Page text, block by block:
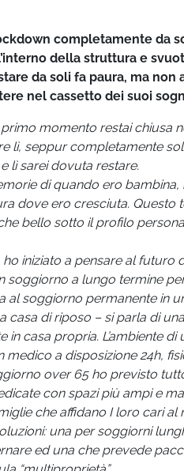
completamente da
della struttura e
da soli fa paura, ma
nel cassetto dei suoi
momento restai chiusa
lì, seppur completamente
lì sarei dovuta restare.
di quando ero bambina,
dove ero cresciuta.
bello sotto il profilo
iniziato a pensare al
soggiorno a lungo termine
al soggiorno permanente in
di riposo – si parla di
casa propria. L’ambiente
a disposizione 24h,
over 65 ho previsto
con spazi più ampi e
che affidano I loro cari
una per soggiorni
ed una che prevede